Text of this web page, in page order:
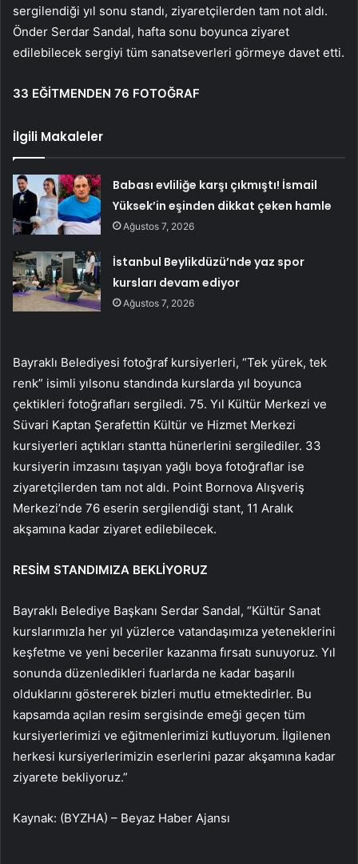
sergilendiği yıl sonu standı, ziyaretçilerden tam not aldı.
Önder Serdar Sandal, hafta sonu boyunca ziyaret
edilebilecek sergiyi tüm sanatseverleri görmeye davet etti.
33 EĞİTMENDEN 76 FOTOĞRAF
İlgili Makaleler
Babası evliliğe karşı çıkmıştı! İsmail
Yüksek’in eşinden dikkat çeken hamle
Ağustos 7, 2026
İstanbul Beylikdüzü’nde yaz spor
kursları devam ediyor
Ağustos 7, 2026
Bayraklı Belediyesi fotoğraf kursiyerleri, “Tek yürek, tek
renk” isimli yılsonu standında kurslarda yıl boyunca
çektikleri fotoğrafları sergiledi. 75. Yıl Kültür Merkezi ve
Süvari Kaptan Şerafettin Kültür ve Hizmet Merkezi
kursiyerleri açtıkları stantta hünerlerini sergilediler. 33
kursiyerin imzasını taşıyan yağlı boya fotoğraflar ise
ziyaretçilerden tam not aldı. Point Bornova Alışveriş
Merkezi’nde 76 eserin sergilendiği stant, 11 Aralık
akşamına kadar ziyaret edilebilecek.
RESİM STANDIMIZA BEKLİYORUZ
Bayraklı Belediye Başkanı Serdar Sandal, “Kültür Sanat
kurslarımızla her yıl yüzlerce vatandaşımıza yeteneklerini
keşfetme ve yeni beceriler kazanma fırsatı sunuyoruz. Yıl
sonunda düzenledikleri fuarlarda ne kadar başarılı
olduklarını göstererek bizleri mutlu etmektedirler. Bu
kapsamda açılan resim sergisinde emeği geçen tüm
kursiyerlerimizi ve eğitmenlerimizi kutluyorum. İlgilenen
herkesi kursiyerlerimizin eserlerini pazar akşamına kadar
ziyarete bekliyoruz.”
Kaynak: (BYZHA) – Beyaz Haber Ajansı